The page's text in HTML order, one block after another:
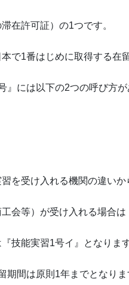
在許可証）の1つです。
で1番はじめに取得する在
』には以下の2つの呼び方が
を受け入れる機関の違いか
会等）が受け入れる場合は
技能実習1号イ』となります
期間は原則1年までとなりま